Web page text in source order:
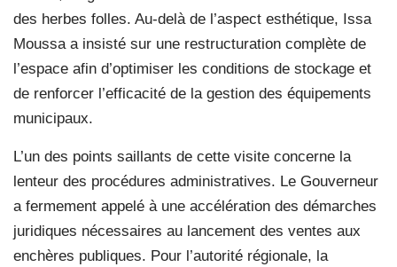
des herbes folles. Au-delà de l’aspect esthétique, Issa
Moussa a insisté sur une restructuration complète de
l’espace afin d’optimiser les conditions de stockage et
de renforcer l’efficacité de la gestion des équipements
municipaux.
L’un des points saillants de cette visite concerne la
lenteur des procédures administratives. Le Gouverneur
a fermement appelé à une accélération des démarches
juridiques nécessaires au lancement des ventes aux
enchères publiques. Pour l’autorité régionale, la